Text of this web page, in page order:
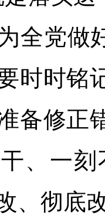
全党做
时时铭
备修正
、一
、彻底